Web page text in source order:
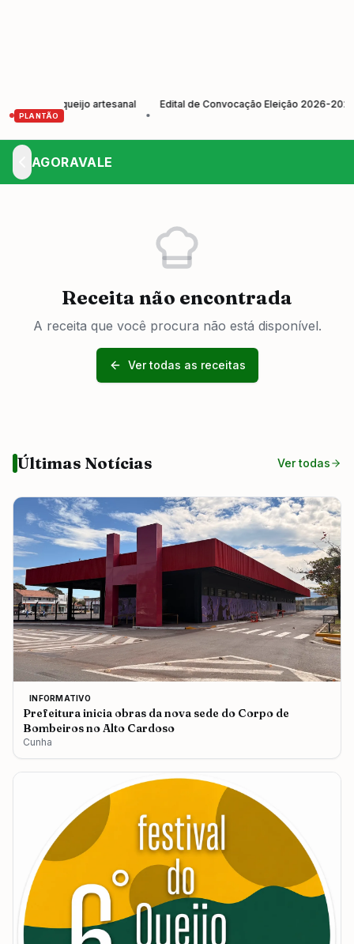
PLANTÃO
do queijo artesanal
Edital de Convocação Eleição 2026-2029
AGORAVALE
Receita não encontrada
A receita que você procura não está disponível.
Ver todas as receitas
Últimas Notícias Ver todas
INFORMATIVO
Prefeitura inicia obras da nova sede do Corpo de
Bombeiros no Alto Cardoso
Cunha